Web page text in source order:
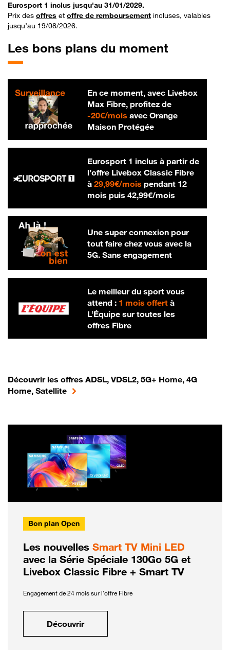
Eurosport 1 inclus jusqu'au 31/01/2029.
Prix des offres et offre de remboursement incluses, valables
jusqu’au 19/08/2026.
Les bons plans du moment
En ce moment, avec Livebox
Max Fibre, profitez de
-20€/mois20 € par mois
avec Orange
Maison Protégée
Eurosport 1 inclus à partir de
l’offre Livebox Classic Fibre
à 29,99€/mois29,99 € par mois
pendant 12
mois puis 42,99€/mois42,99 € par
Une super connexion pour
tout faire chez vous avec la
5G. Sans engagement
Le meilleur du sport vous
attend : 1 mois offertà
L’Équipe sur toutes les
offres Fibre
Découvrir les offres ADSL, VDSL2, 5G+ Home, 4G
Home, Satellite
Bon plan Open
Les nouvelles Smart TV Mini LED
avec la Série Spéciale 130Go 5G et
Livebox Classic Fibre + Smart TV
Engagement de 24 mois sur l'offre Fibre
Découvrir